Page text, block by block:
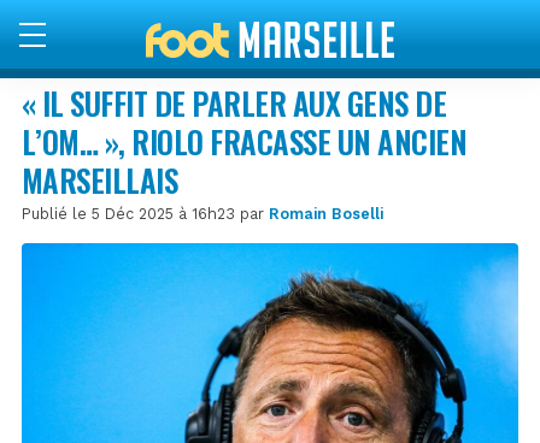
« IL SUFFIT DE PARLER AUX GENS DE
L’OM… », RIOLO FRACASSE UN ANCIEN
MARSEILLAIS
Publié le 5 Déc 2025 à 16h23 par Romain Boselli